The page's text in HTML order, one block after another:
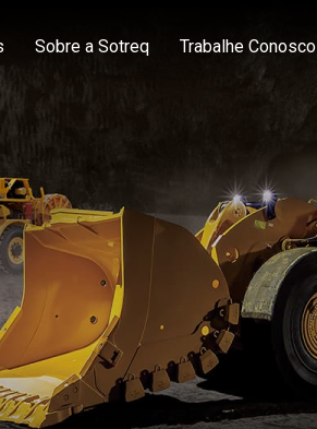
Sobre a Sotreq Trabalhe Conosco